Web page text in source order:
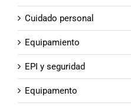
Cuidado personal
Equipamiento
EPI y seguridad
Equipamento